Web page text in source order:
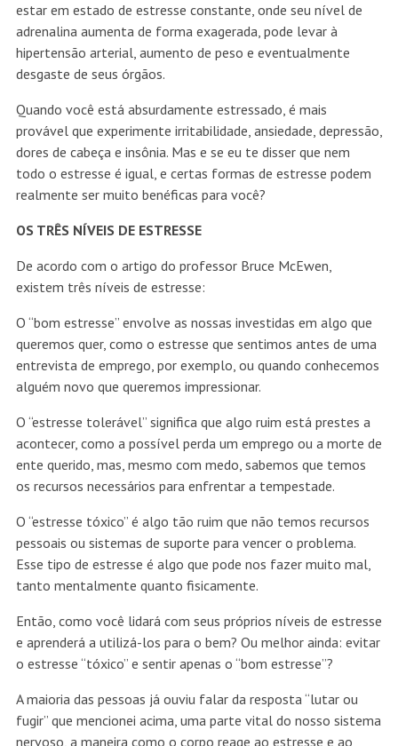
estar em estado de estresse constante, onde seu nível de
adrenalina aumenta de forma exagerada, pode levar à
hipertensão arterial, aumento de peso e eventualmente
desgaste de seus órgãos.
Quando você está absurdamente estressado, é mais
provável que experimente irritabilidade, ansiedade, depressão,
dores de cabeça e insônia. Mas e se eu te disser que nem
todo o estresse é igual, e certas formas de estresse podem
realmente ser muito benéficas para você?
OS TRÊS NÍVEIS DE ESTRESSE
De acordo com o artigo do professor Bruce McEwen,
existem três níveis de estresse:
O “bom estresse” envolve as nossas investidas em algo que
queremos quer, como o estresse que sentimos antes de uma
entrevista de emprego, por exemplo, ou quando conhecemos
alguém novo que queremos impressionar.
O “estresse tolerável” significa que algo ruim está prestes a
acontecer, como a possível perda um emprego ou a morte de
ente querido, mas, mesmo com medo, sabemos que temos
os recursos necessários para enfrentar a tempestade.
O “estresse tóxico” é algo tão ruim que não temos recursos
pessoais ou sistemas de suporte para vencer o problema.
Esse tipo de estresse é algo que pode nos fazer muito mal,
tanto mentalmente quanto fisicamente.
Então, como você lidará com seus próprios níveis de estresse
e aprenderá a utilizá-los para o bem? Ou melhor ainda: evitar
o estresse “tóxico” e sentir apenas o “bom estresse”?
A maioria das pessoas já ouviu falar da resposta “lutar ou
fugir” que mencionei acima, uma parte vital do nosso sistema
nervoso, a maneira como o corpo reage ao estresse e ao